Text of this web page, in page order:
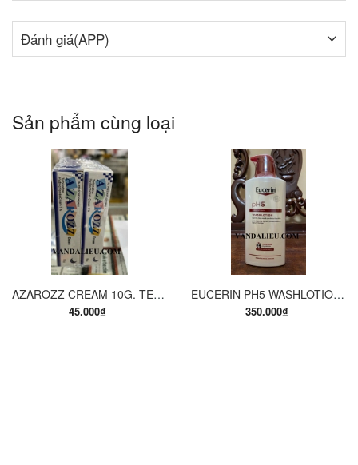
Đánh giá(APP)
Sản phẩm cùng loại
AZAROZZ CREAM 10G. TERBINAFINE 1%. THUỐC TRỊ NẤM DA CHÂN, NẤM DA ĐÙI, NẤM DA THÂN, LANG BEN...
45.000₫
EUCERIN PH5 WASHLOTION 400ML. SỮA TẮM DẠNG GEL CHO DA NHẠY CẢM.
350.000₫